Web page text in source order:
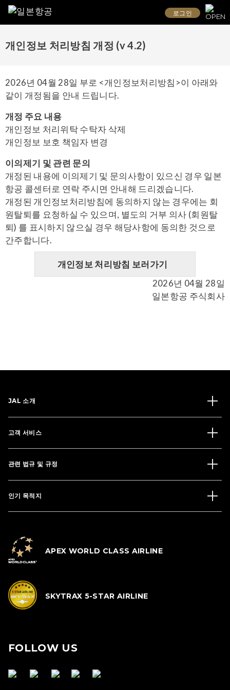
로그인
개인정보 처리방침 개정 (v 4.2)
2026년 04월 28일 부로 <개인정보처리방침>이 아래와
같이 개정됨을 안내 드립니다.
개정 주요 내용
개인정보 처리위탁 수탁자 삭제
개인정보 보호 책임자 변경
이의제기 및 관련 문의
개정된 내용에 이의제기 및 문의사항이 있으신 경우 일본
항공 콜센터로 연락 주시면 안내해 드리겠습니다.
개정된 개인정보처리방침에 동의하지 않는 경우에는 회
원탈퇴를 요청하실 수 있으며, 별도의 거부 의사 (회원탈
퇴) 를 표시하지 않으실 경우 해당사항에 동의한 것으로
간주합니다.
개인정보 처리방침 보러가기
2026년 04월 28일
일본항공 주식회사
JAL 소개
고객 서비스
관련 법규 및 규정
인기 목적지
APEX WORLD CLASS AIRLINE
SKYTRAX 5-STAR AIRLINE
FOLLOW US